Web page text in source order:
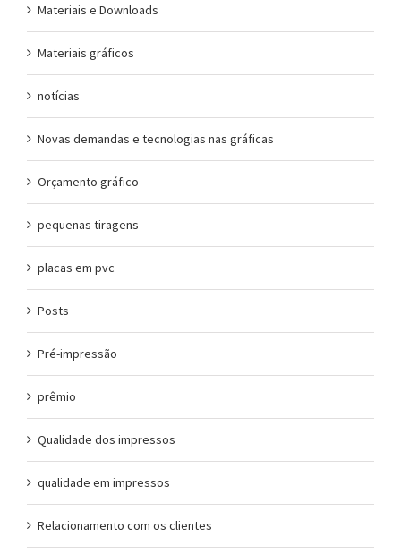
Materiais e Downloads
Materiais gráficos
notícias
Novas demandas e tecnologias nas gráficas
Orçamento gráfico
pequenas tiragens
placas em pvc
Posts
Pré-impressão
prêmio
Qualidade dos impressos
qualidade em impressos
Relacionamento com os clientes